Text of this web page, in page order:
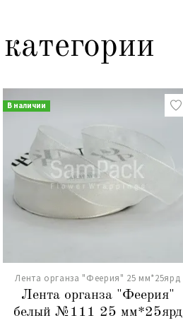
В наличии
Лента органза "Феерия" 25 мм*25ярд
Лента органза "Феерия"
белый №111 25 мм*25ярд